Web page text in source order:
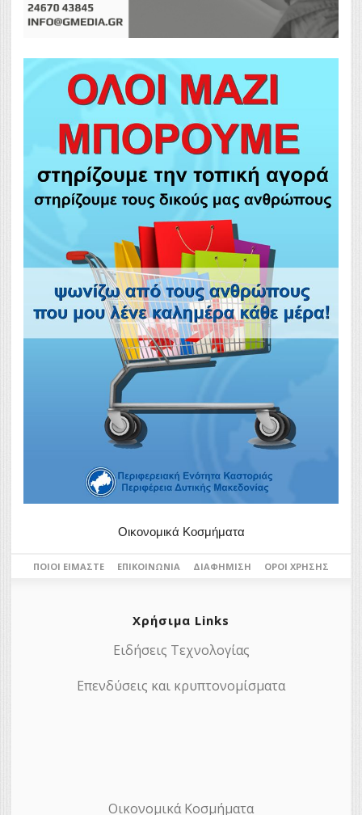
Οικονομικά Κοσμήματα
ΠΟΙΟΙ ΕΊΜΑΣΤΕ ΕΠΙΚΟΙΝΩΝΊΑ ΔΙΑΦΉΜΙΣΗ ΌΡΟΙ ΧΡΉΣΗΣ
Χρήσιμα Links
Ειδήσεις Τεχνολογίας
Επενδύσεις και κρυπτονομίσματα
Οικονομικά Κοσμήματα